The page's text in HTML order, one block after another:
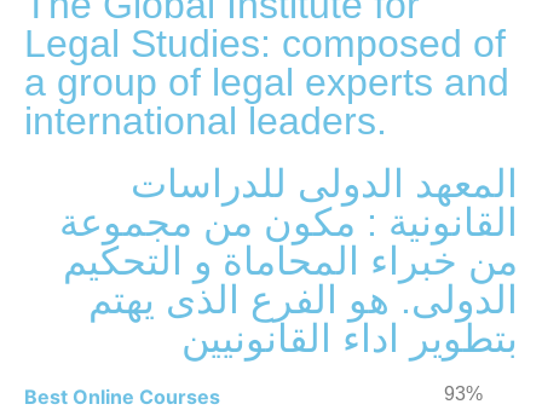
Legal Studies: composed of
a group of legal experts and
international leaders.
المعهد الدولى للدراسات
القانونية : مكون من مجموعة
من خبراء المحاماة و التحكيم
الدولى. هو الفرع الذى يهتم
بتطوير اداء القانونيين
Best Online Courses 93%